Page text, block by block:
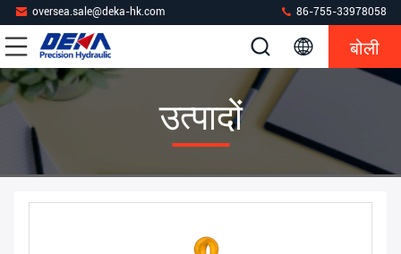
oversea.sale@deka-hk.com 86-755-33978058
बोली
उत्पादों